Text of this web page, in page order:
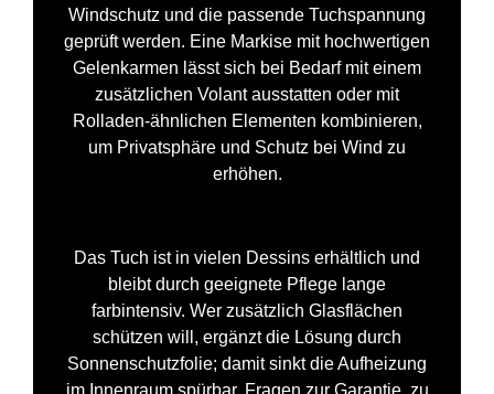
Windschutz und die passende Tuchspannung
geprüft werden. Eine Markise mit hochwertigen
Gelenkarmen lässt sich bei Bedarf mit einem
zusätzlichen Volant ausstatten oder mit
Rolladen-ähnlichen Elementen kombinieren,
um Privatsphäre und Schutz bei Wind zu
erhöhen.
Das Tuch ist in vielen Dessins erhältlich und
bleibt durch geeignete Pflege lange
farbintensiv. Wer zusätzlich Glasflächen
schützen will, ergänzt die Lösung durch
Sonnenschutzfolie; damit sinkt die Aufheizung